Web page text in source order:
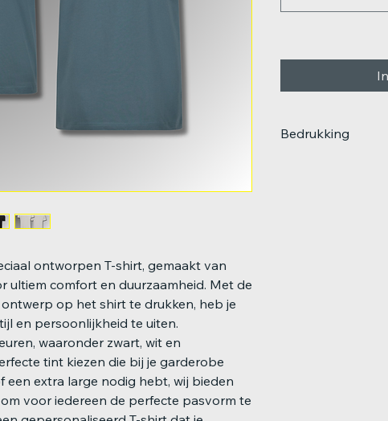
ontworpen T-shirt, gemaakt van
ultiem comfort en duurzaamheid. Met de
op het shirt te drukken, heb je
en persoonlijkheid te uiten.
waaronder zwart, wit en
tint kiezen die bij je garderobe
een extra large nodig hebt, wij bieden
voor iedereen de perfecte pasvorm te
Bedrukking